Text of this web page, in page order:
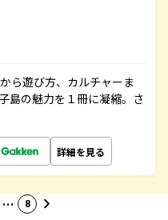
ら遊び方、カルチャーま
島の魅力を１冊に凝縮。さ
詳細を見る
… 8